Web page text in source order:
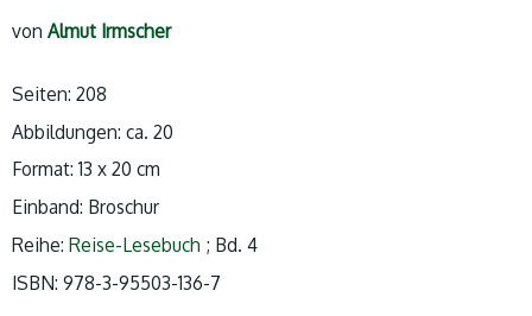
von Almut Irmscher
Seiten: 208
Abbildungen: ca. 20
Format: 13 x 20 cm
Einband: Broschur
Reihe: Reise-Lesebuch ; Bd. 4
ISBN: 978-3-95503-136-7